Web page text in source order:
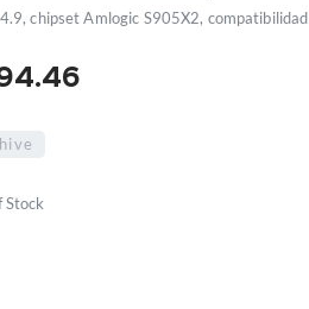
chipset Amlogic S905X2,
Stock